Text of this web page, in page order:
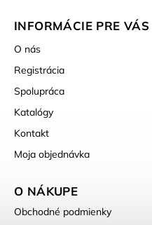
INFORMÁCIE PRE VÁS
O nás
Registrácia
Spolupráca
Katalógy
Kontakt
Moja objednávka
O NÁKUPE
Obchodné podmienky